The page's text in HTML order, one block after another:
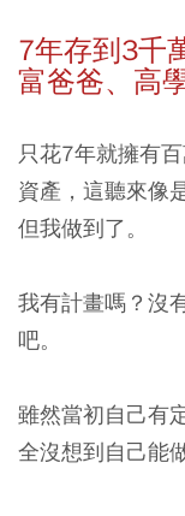
7年存到3千
富爸爸、高
只花7年就擁有
資產，這聽來像
但我做到了。
我有計畫嗎？沒
吧。
雖然當初自己有
全沒想到自己能